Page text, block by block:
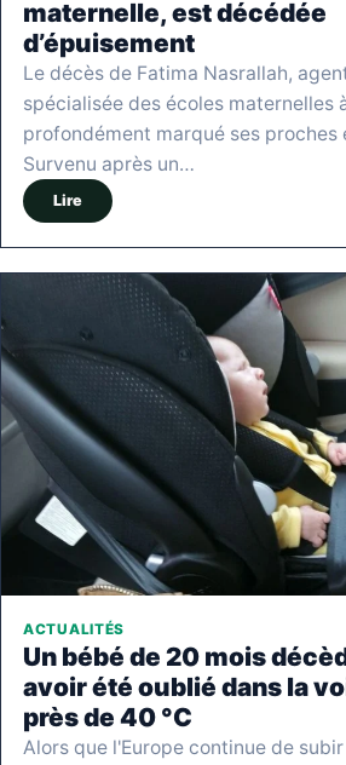
maternelle, est décédée
d’épuisement
Le décès de Fatima Nasrallah,
spécialisée des écoles maternelles
profondément marqué ses proches
Survenu après un…
Lire
ACTUALITÉS
Un bébé de 20 mois
avoir été oublié dans la
près de 40 °C
Alors que l'Europe continue de